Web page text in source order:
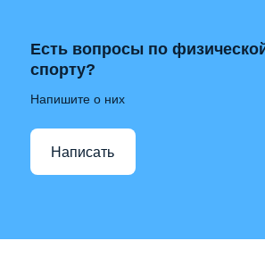
Есть вопросы по
спорту?
Напишите о них
Написать